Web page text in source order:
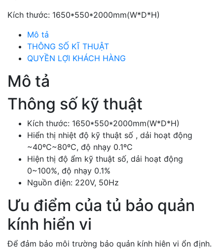
Kích thước: 1650*550*2000mm(W*D*H)
Mô tả
THÔNG SỐ KĨ THUẬT
QUYỀN LỢI KHÁCH HÀNG
Mô tả
Thông số kỹ thuật
Kích thước: 1650*550*2000mm(W*D*H)
Hiển thị nhiệt độ kỹ thuật số , dải hoạt động
~40ºC~80ºC, độ nhạy 0.1ºC
Hiện thị độ ẩm kỹ thuật số, dải hoạt động
0~100%, độ nhạy 0.1%
Nguồn điện: 220V, 50Hz
Ưu điểm của tủ bảo quản
kính hiển vi
Để đảm bảo môi trường bảo quản kính hiên vi ổn định.